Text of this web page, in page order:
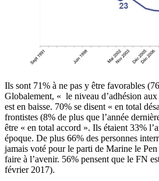
Ils sont 71% à ne pas y être favorables
Globalement, « le niveau d’adhésion
est en baisse. 70% se disent « en total
frontistes (8% de plus que l’année
être « en total accord ». Ils étaient 33%
époque. De plus 66% des personnes
jamais voté pour le parti de Marine le Pen
faire à l’avenir. 56% pensent que le FN
février 2017).